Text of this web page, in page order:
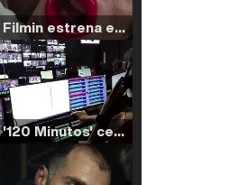
Filmin estrena el tráiler de 'Millennial Mal', su nueva comedia universitaria de la mano de Lorena Iglesias
'120 Minutos' celebra sus 2.000 programas en Telemadrid con un vídeo del día a día en la redacción